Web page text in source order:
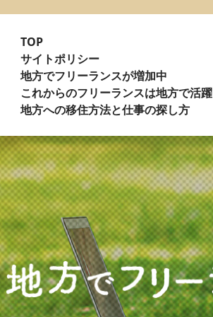
TOP
サイトポリシー
地方でフリーランスが増加中
これからのフリーランスは地方で活躍
地方への移住方法と仕事の探し方